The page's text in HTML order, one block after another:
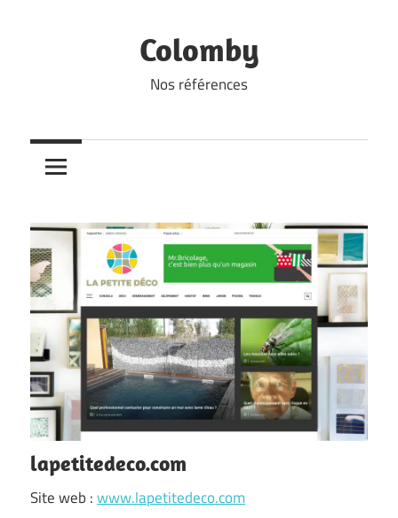
Colomby
Nos références
lapetitedeco.com
Site web :www.lapetitedeco.com